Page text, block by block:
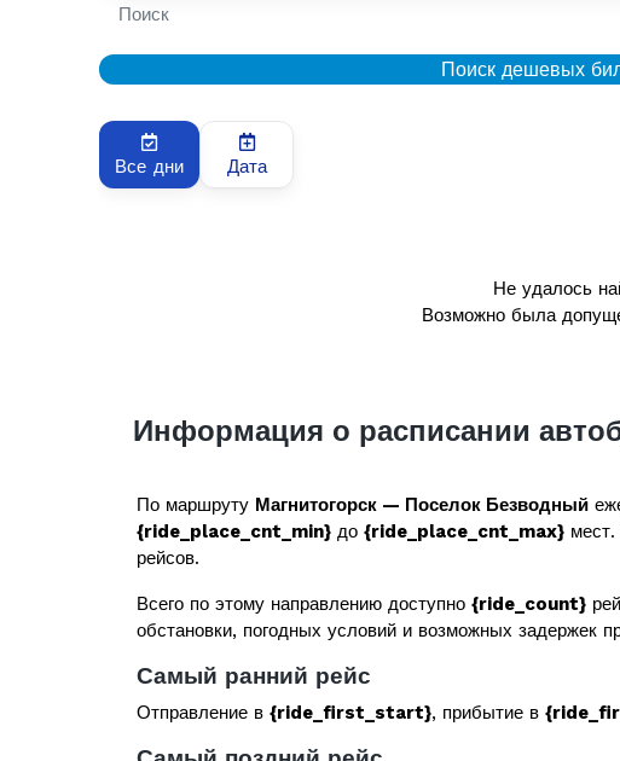
Поиск
Поиск дешевых
Все дни Дата
Не удалось
Возможно была
Информация о расписании
По маршруту Магнитогорск — Поселок Безводный
{ride_place_cnt_min} до {ride_place_cnt_max}
рейсов.
Всего по этому направлению доступно {ride_count}
обстановки, погодных условий и возможных задержек
Самый ранний рейс
Отправление в {ride_first_start}, прибытие в